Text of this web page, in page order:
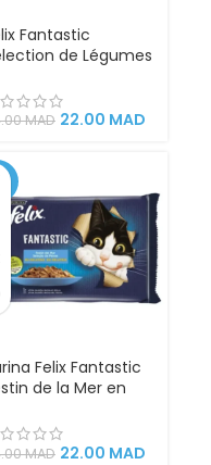
Fantastic
de Légumes
– 4x85g |
Morceaux de
Complet
en Nutriments
MAD 22.00 MAD
Felix Fantastic
de la Mer en
humide
chats adultes
MAD 22.00 MAD